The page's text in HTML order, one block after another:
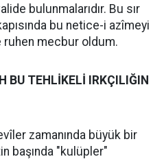
bulunmalarıdır. Bu sır
bu netice-i azîmeyi
mecbur oldum.
BU TEHLİKELİ IRKÇILIĞIN
zamanında büyük bir
başında "kulüpler"